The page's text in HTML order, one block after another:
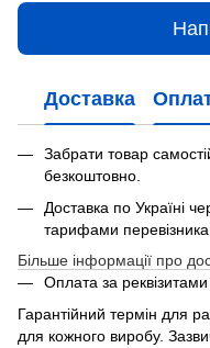
Доставка
Забрати товар
безкоштовно.
Доставка по Україні
тарифами
Більше інформації про
Оплата за реквізитами
Гарантійний термін для
для кожного виробу.